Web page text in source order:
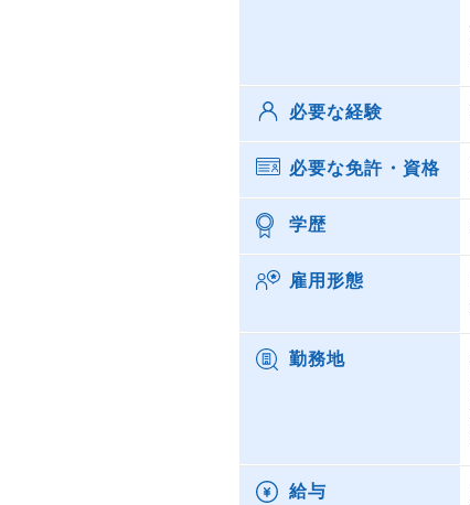
必要な経験
必要な免許・資格
学歴
雇用形態
勤務地
給与